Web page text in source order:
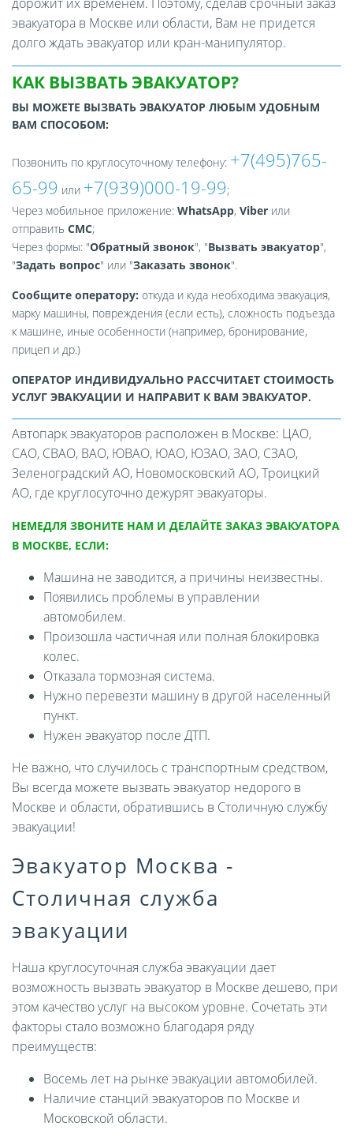
эвакуатора в Москве или области, Вам не придется
долго ждать эвакуатор или кран-манипулятор.
КАК ВЫЗВАТЬ ЭВАКУАТОР?
ВЫ МОЖЕТЕ ВЫЗВАТЬ ЭВАКУАТОР ЛЮБЫМ УДОБНЫМ
ВАМ СПОСОБОМ:
Позвонить по круглосуточному телефону: +7(495)765-
65-99 или +7(939)000-19-99;
Через мобильное приложение: WhatsApp, Viber или
отправить СМС;
Через формы: "Обратный звонок", "Вызвать эвакуатор",
"Задать вопрос" или "Заказать звонок".
Сообщите оператору: откуда и куда необходима эвакуация,
марку машины, повреждения (если есть), сложность подъезда
к машине, иные особенности (например, бронирование,
прицеп и др.)
ОПЕРАТОР ИНДИВИДУАЛЬНО РАССЧИТАЕТ СТОИМОСТЬ
УСЛУГ ЭВАКУАЦИИ И НАПРАВИТ К ВАМ ЭВАКУАТОР.
Автопарк эвакуаторов расположен в Москве: ЦАО,
САО, СВАО, ВАО, ЮВАО, ЮАО, ЮЗАО, ЗАО, СЗАО,
Зеленоградский АО, Новомосковский АО, Троицкий
АО, где круглосуточно дежурят эвакуаторы.
НЕМЕДЛЯ ЗВОНИТЕ НАМ И ДЕЛАЙТЕ ЗАКАЗ ЭВАКУАТОРА
В МОСКВЕ, ЕСЛИ:
Машина не заводится, а причины неизвестны.
Появились проблемы в управлении
автомобилем.
Произошла частичная или полная блокировка
колес.
Отказала тормозная система.
Нужно перевезти машину в другой населенный
пункт.
Нужен эвакуатор после ДТП.
Не важно, что случилось с транспортным средством,
Вы всегда можете вызвать эвакуатор недорого в
Москве и области, обратившись в Столичную службу
эвакуации!
Эвакуатор Москва -
Столичная служба
эвакуации
Наша круглосуточная служба эвакуации дает
возможность вызвать эвакуатор в Москве дешево, при
этом качество услуг на высоком уровне. Сочетать эти
факторы стало возможно благодаря ряду
преимуществ:
Восемь лет на рынке эвакуации автомобилей.
Наличие станций эвакуаторов по Москве и
Московской области.